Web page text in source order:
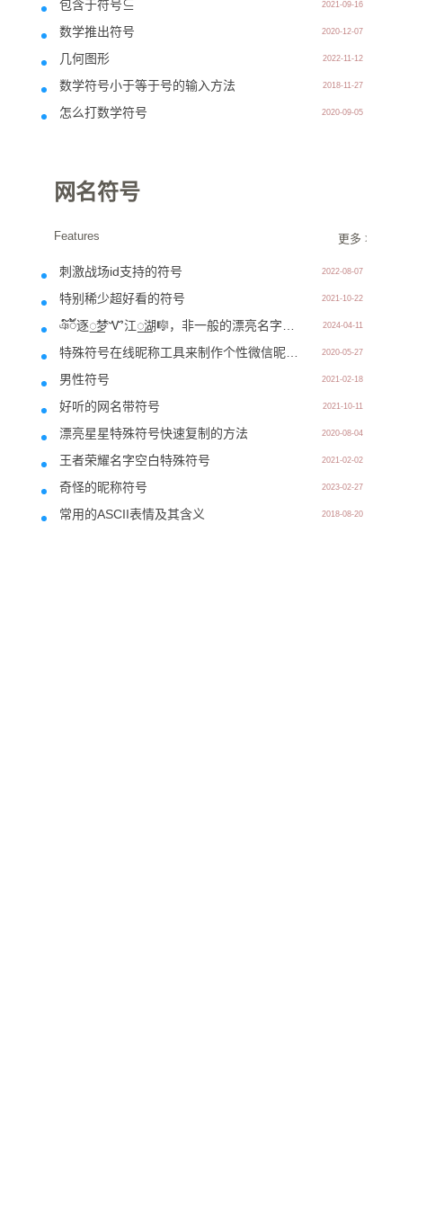
包含于符号⊆ 2021-09-16
数学推出符号 2020-12-07
几何图形 2022-11-12
数学符号小于等于号的输入方法 2018-11-27
怎么打数学符号 2020-09-05
网名符号
Features 更多 >>
刺激战场id支持的符号 2022-08-07
特别稀少超好看的符号 2021-10-22
2024-04-11
2020-05-27
男性符号 2021-02-18
好听的网名带符号 2021-10-11
漂亮星星特殊符号快速复制的方法 2020-08-04
王者荣耀名字空白特殊符号 2021-02-02
奇怪的昵称符号 2023-02-27
常用的ASCII表情及其含义 2018-08-20